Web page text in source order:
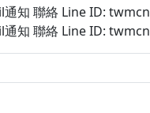
通知 聯絡 Line ID: twmcn
通知 聯絡 Line ID: twmcn